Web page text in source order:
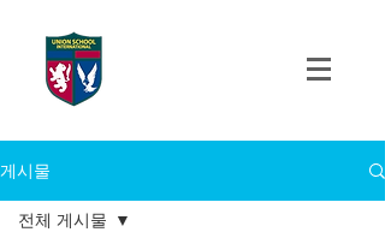
게시물
전체 게시물